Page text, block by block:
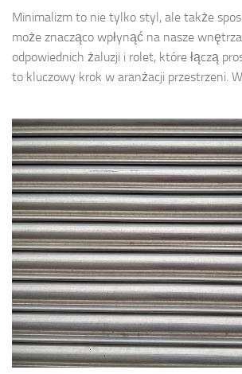
Minimalizm to nie tylko styl, ale także
może znacząco wpłynąć na nasze
odpowiednich żaluzji i rolet, które łączą
to kluczowy krok w aranżacji przestrzeni. W